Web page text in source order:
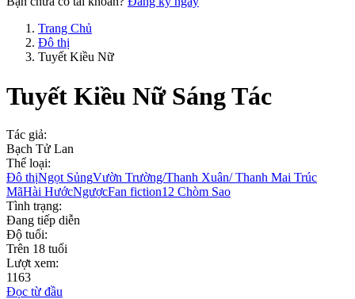
Trang Chủ
Đô thị
Tuyết Kiều Nữ
Tuyết Kiều Nữ Sáng Tác
Tác giả:
Bạch Tử Lan
Thể loại:
Đô thịNgọt SủngVườn Trường/Thanh Xuân/ Thanh Mai Trúc
MãHài HướcNgượcFan fiction12 Chòm Sao
Tình trạng:
Đang tiếp diễn
Độ tuổi:
Trên 18 tuổi
Lượt xem:
1163
Đọc từ đầu